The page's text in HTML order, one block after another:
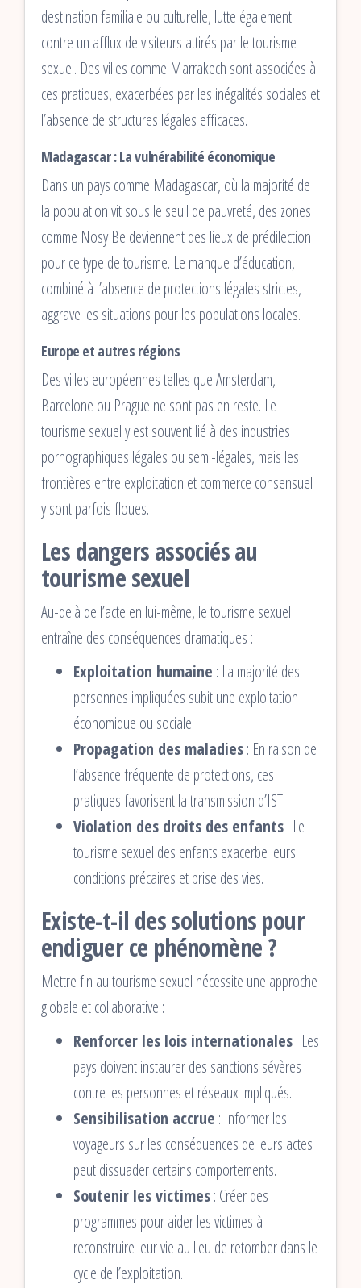
destination familiale ou culturelle, lutte également
contre un afflux de visiteurs attirés par le tourisme
sexuel. Des villes comme Marrakech sont associées à
ces pratiques, exacerbées par les inégalités sociales et
l’absence de structures légales efficaces.
Madagascar : La vulnérabilité économique
Dans un pays comme Madagascar, où la majorité de
la population vit sous le seuil de pauvreté, des zones
comme Nosy Be deviennent des lieux de prédilection
pour ce type de tourisme. Le manque d’éducation,
combiné à l’absence de protections légales strictes,
aggrave les situations pour les populations locales.
Europe et autres régions
Des villes européennes telles que Amsterdam,
Barcelone ou Prague ne sont pas en reste. Le
tourisme sexuel y est souvent lié à des industries
pornographiques légales ou semi-légales, mais les
frontières entre exploitation et commerce consensuel
y sont parfois floues.
Les dangers associés au
tourisme sexuel
Au-delà de l’acte en lui-même, le tourisme sexuel
entraîne des conséquences dramatiques :
Exploitation humaine : La majorité des
personnes impliquées subit une exploitation
économique ou sociale.
Propagation des maladies: En raison de
l’absence fréquente de protections, ces
pratiques favorisent la transmission d’IST.
Violation des droits des enfants: Le
tourisme sexuel des enfants exacerbe leurs
conditions précaires et brise des vies.
Existe-t-il des solutions pour
endiguer ce phénomène ?
Mettre fin au tourisme sexuel nécessite une approche
globale et collaborative :
Renforcer les lois internationales: Les
pays doivent instaurer des sanctions sévères
contre les personnes et réseaux impliqués.
Sensibilisation accrue : Informer les
voyageurs sur les conséquences de leurs actes
peut dissuader certains comportements.
Soutenir les victimes: Créer des
programmes pour aider les victimes à
reconstruire leur vie au lieu de retomber dans le
cycle de l’exploitation.